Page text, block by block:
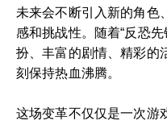
未来会不断引入新的角色
感和挑战性。随着“反恐
扮、丰富的剧情、精彩的
刻保持热血沸腾。
这场变革不仅仅是一次游